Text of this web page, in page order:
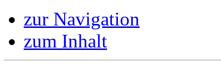
zur Navigation
zum Inhalt